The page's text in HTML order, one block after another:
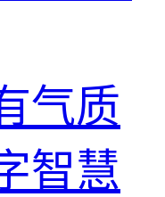
气质
智慧